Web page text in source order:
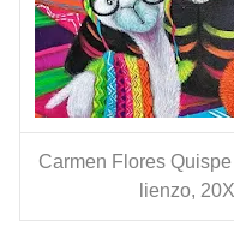
Carmen Flores
lienzo,